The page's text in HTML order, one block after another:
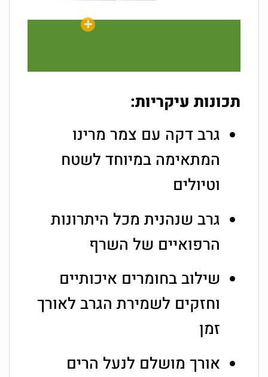
תכונות עיקריות:
גרב דקה עם צמר מרינו
המתאימה במיוחד לשטח
וטיולים
גרב שנהנית מכל היתרונות
הרפואיים של השרף
שילוב בחומרים איכותיים
וחזקים לשמירת הגרב לאורך
זמן
אורך מושלם לנעל הרים